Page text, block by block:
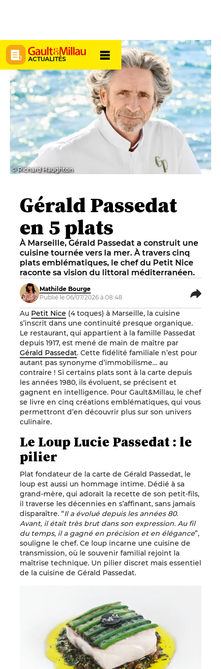
ACTUALITÉS
© Richard Haughton
Gérald Passedat
en 5 plats
À Marseille, Gérald Passedat a construit une
cuisine tournée vers la mer. À travers cinq
plats emblématiques, le chef du Petit Nice
raconte sa vision du littoral méditerranéen.
Mathilde Bourge
Publié le 06/07/2026 à 08:48
Au Petit Nice (4 toques) à Marseille, la cuisine
s’inscrit dans une continuité presque organique.
Le restaurant, qui appartient à la famille Passedat
depuis 1917, est mené de main de maître par
Gérald Passedat. Cette fidélité familiale n’est pour
autant pas synonyme d’immobilisme… au
contraire ! Si certains plats sont à la carte depuis
les années 1980, ils évoluent, se précisent et
gagnent en intelligence. Pour Gault&Millau, le chef
se livre en cinq créations emblématiques, qui vous
permettront d’en découvrir plus sur son univers
culinaire.
Le Loup Lucie Passedat : le
pilier
Plat fondateur de la carte de Gérald Passedat, le
loup est aussi un hommage intime. Dédié à sa
grand-mère, qui adorait la recette de son petit-fils,
il traverse les décennies en s’affinant, sans jamais
disparaître. “Il a évolué depuis les années 80.
Avant, il était très brut dans son expression. Au fil
du temps, il a gagné en précision et en élégance”,
souligne le chef. Ce loup incarne une cuisine de
transmission, où le souvenir familial rejoint la
maîtrise technique. Un pilier discret mais essentiel
de la cuisine de Gérald Passedat.